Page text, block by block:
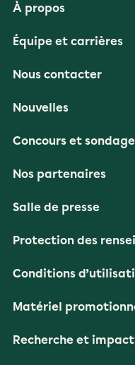
À propos
Équipe et carrières
Nous contacter
Nouvelles
Concours et
Nos partenaires
Salle de presse
Protection des
Conditions
Matériel
Recherche et impact